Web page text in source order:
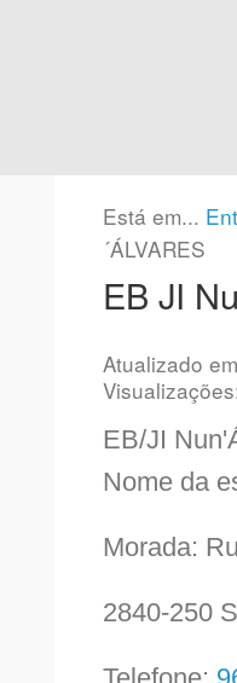
Está em...
´ÁLVARES
EB JI
Atualizado
EB/JI
Nome da
Morada:
2840-250